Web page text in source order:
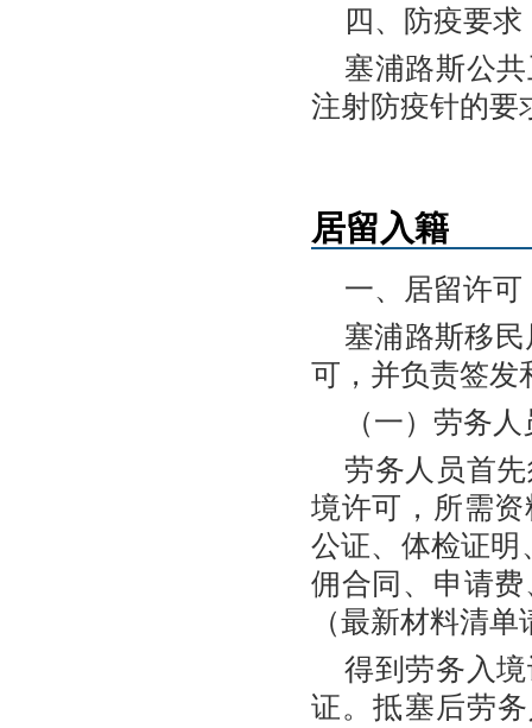
四、防疫要求
塞浦路斯公
注射防疫针的要
居留入籍
一、居留许可
塞浦路斯移
可，并负责签发
（一）劳务人
劳务人员首
境许可，所需
公证、体检证明
佣合同、申请
（最新材料清
得到劳务入
证。抵塞后劳